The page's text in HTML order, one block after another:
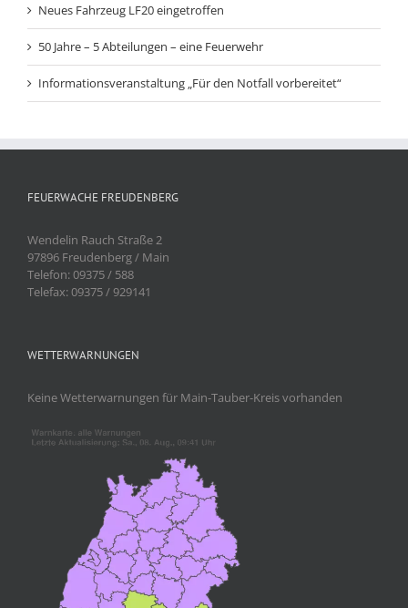
Neues Fahrzeug LF20 eingetroffen
50 Jahre – 5 Abteilungen – eine Feuerwehr
Informationsveranstaltung „Für den Notfall vorbereitet“
FEUERWACHE FREUDENBERG
Wendelin Rauch Straße 2
97896 Freudenberg / Main
Telefon: 09375 / 588
Telefax: 09375 / 929141
WETTERWARNUNGEN
Keine Wetterwarnungen für Main-Tauber-Kreis vorhanden